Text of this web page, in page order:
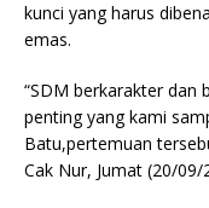
kunci yang harus
emas.
“SDM berkarakter dan
penting yang kami
Batu,pertemuan
Cak Nur, Jumat (20/09/